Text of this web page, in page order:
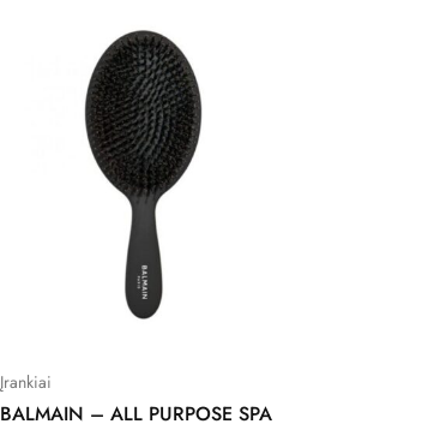
Įrankiai
BALMAIN – ALL PURPOSE SPA